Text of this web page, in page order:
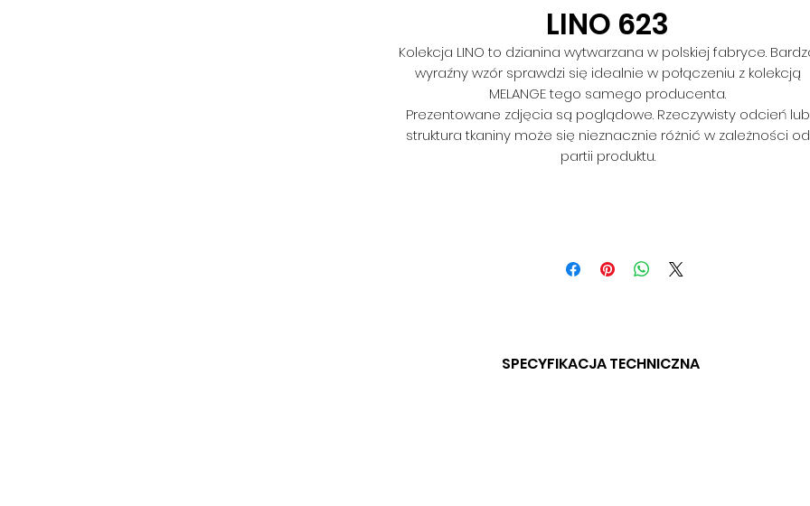
LINO 623
Kolekcja LINO to dzianina wytwarzana w polskiej fabryce.
wyraźny wzór sprawdzi się idealnie w połączeniu z kolekcją
MELANGE tego samego producenta.
Prezentowane zdjęcia są poglądowe. Rzeczywisty odcień lub
struktura tkaniny może się nieznacznie różnić w zależności od
partii produktu.
SPECYFIKACJA TECHNICZNA